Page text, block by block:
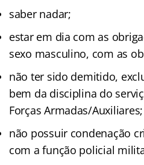
saber nadar;
estar em dia com as
sexo masculino, com as
não ter sido demitido,
bem da disciplina do
Forças Armadas/Auxiliares;
não possuir condenação
com a função policial